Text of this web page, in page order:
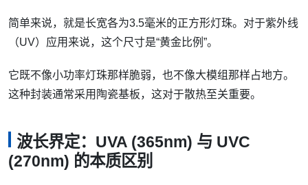
简单来说，就是长宽各为3.5毫米的正方形灯珠。对于紫外线
（UV）应用来说，这个尺寸是“黄金比例”。
它既不像小功率灯珠那样脆弱，也不像大模组那样占地方。
这种封装通常采用陶瓷基板，这对于散热至关重要。
波长界定：UVA (365nm) 与 UVC
(270nm) 的本质区别